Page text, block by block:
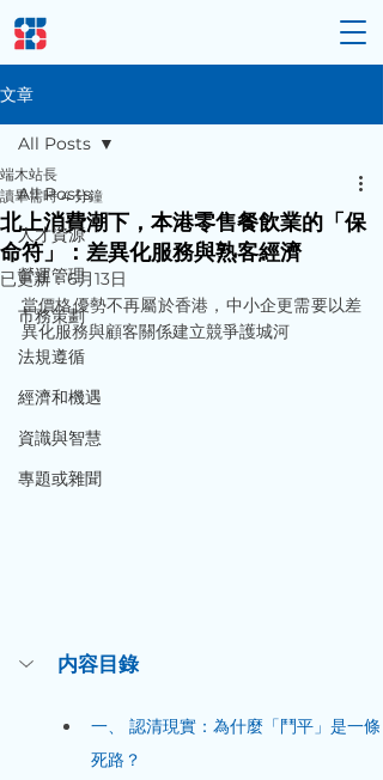
文章
All Posts
人才資源
營運管理
市務策劃
法規遵循
經濟和機遇
資識與智慧
專題或雜聞
All Posts
北上消費潮下，本港零售餐飲業的「保
命符」：差異化服務與熟客經濟
端木站長
讀畢需時 4 分鐘
已更新：6月13日
當價格優勢不再屬於香港，中小企更需要以差
異化服務與顧客關係建立競爭護城河
内容目錄
一、 認清現實：為什麼「鬥平」是一條
死路？